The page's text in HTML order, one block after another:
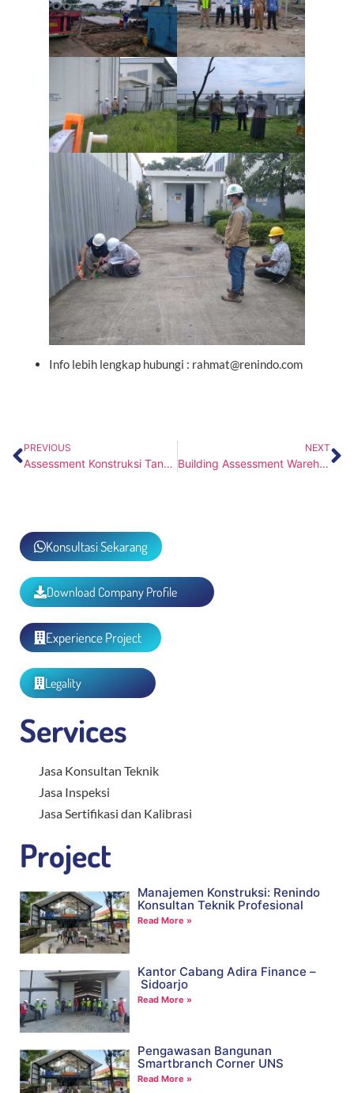
Info lebih lengkap hubungi : rahmat@renindo.com
PREVIOUS
Assessment Konstruksi Tangga PT Danone Stair
NEXT
Building Assessment Warehouse PT Blibli
Konsultasi Sekarang
Download Company Profile
Experience Project
Legality
Services
Jasa Konsultan Teknik
Jasa Inspeksi
Jasa Sertifikasi dan Kalibrasi
Project
Manajemen Konstruksi: Renindo
Konsultan Teknik Profesional
Read More »
Kantor Cabang Adira Finance –
Sidoarjo
Read More »
Pengawasan Bangunan
Smartbranch Corner UNS
Read More »